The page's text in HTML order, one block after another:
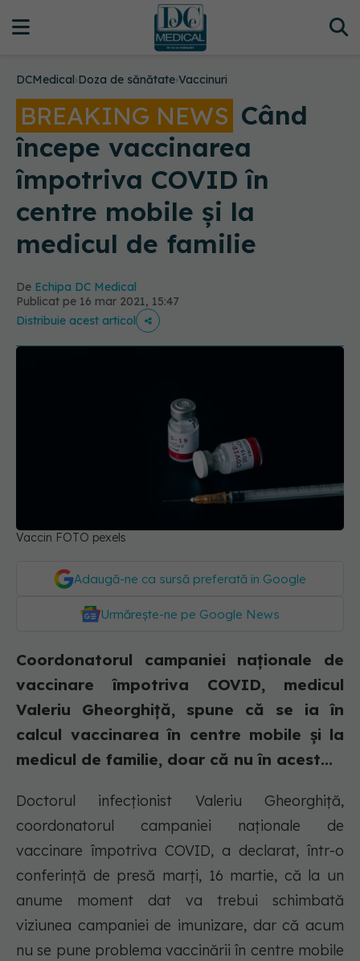
DCMedical›Doza de sănătate›Vaccinuri
BREAKING NEWS Când
începe vaccinarea
împotriva COVID în
centre mobile și la
medicul de familie
De Echipa DC Medical
Publicat pe 16 mar 2021, 15:47
Distribuie acest articol
Vaccin FOTO pexels
Adaugă-ne ca sursă preferată în Google
Urmărește-ne pe Google News
Coordonatorul campaniei naționale de
vaccinare împotriva COVID, medicul
Valeriu Gheorghiță, spune că se ia în
calcul vaccinarea în centre mobile și la
medicul de familie, doar că nu în acest...
Doctorul infecționist Valeriu Gheorghiță,
coordonatorul campaniei naționale de
vaccinare împotriva COVID, a declarat, într-o
conferință de presă marți, 16 martie, că la un
anume moment dat va trebui schimbată
viziunea campaniei de imunizare, dar că acum
nu se pune problema vaccinării în centre mobile